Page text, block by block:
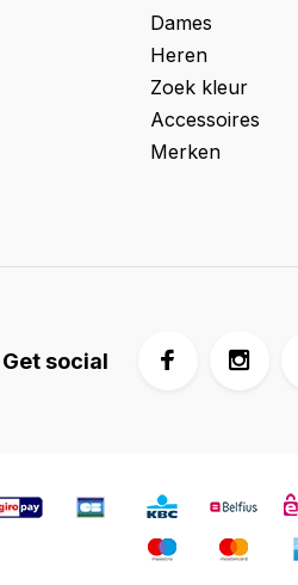
Dames
Heren
Zoek kleur
Accessoires
Merken
Get social